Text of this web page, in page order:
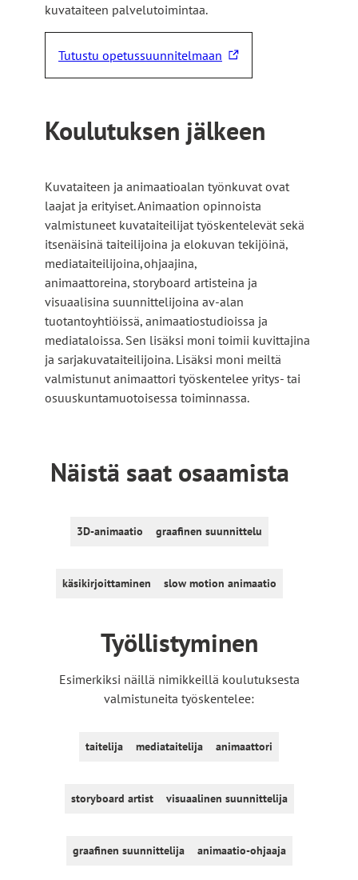
kuvataiteen palvelutoimintaa.
Tutustu opetussuunnitelmaan
L
i
k
k
e
k
l
v
u
Koulutuksen jälkeen
Kuvataiteen ja animaatioalan työnkuvat ovat
laajat ja erityiset. Animaation opinnoista
valmistuneet kuvataiteilijat työskentelevät sekä
itsenäisinä taiteilijoina ja elokuvan tekijöinä,
mediataiteilijoina, ohjaajina,
animaattoreina, storyboard artisteina ja
visuaalisina suunnittelijoina av-alan
tuotantoyhtiöissä, animaatiostudioissa ja
mediataloissa. Sen lisäksi moni toimii kuvittajina
ja sarjakuvataiteilijoina. Lisäksi moni meiltä
valmistunut animaattori työskentelee yritys- tai
osuuskuntamuotoisessa toiminnassa.
Näistä saat osaamista
3D-animaatio graafinen suunnittelu
käsikirjoittaminen slow motion animaatio
Työllistyminen
Esimerkiksi näillä nimikkeillä koulutuksesta
valmistuneita työskentelee:
taitelija mediataitelija animaattori
storyboard artist visuaalinen suunnittelija
graafinen suunnittelija animaatio-ohjaaja